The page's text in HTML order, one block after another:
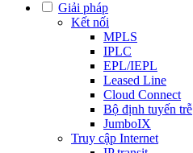
Giải pháp
Kết nối
MPLS
IPLC
EPL/IEPL
Leased Line
Cloud Connect
Bộ định tuyến trễ
JumboIX
Truy cập Internet